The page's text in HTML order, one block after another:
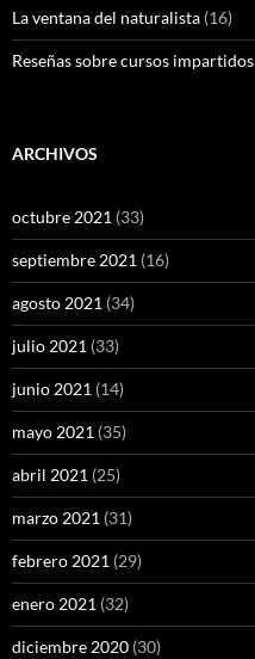
La ventana del naturalista (16)
Reseñas sobre cursos impartidos
ARCHIVOS
octubre 2021 (33)
septiembre 2021 (16)
agosto 2021 (34)
julio 2021 (33)
junio 2021 (14)
mayo 2021 (35)
abril 2021 (25)
marzo 2021 (31)
febrero 2021 (29)
enero 2021 (32)
diciembre 2020 (30)